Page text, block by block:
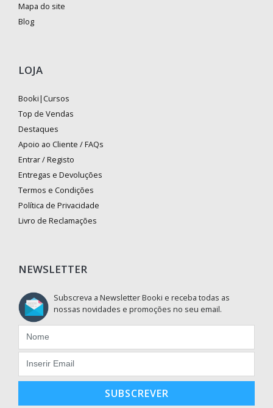
Mapa do site
Blog
LOJA
Booki|Cursos
Top de Vendas
Destaques
Apoio ao Cliente / FAQs
Entrar / Registo
Entregas e Devoluções
Termos e Condições
Política de Privacidade
Livro de Reclamações
NEWSLETTER
Subscreva a Newsletter Booki e receba todas as
nossas novidades e promoções no seu email.
SUBSCREVER